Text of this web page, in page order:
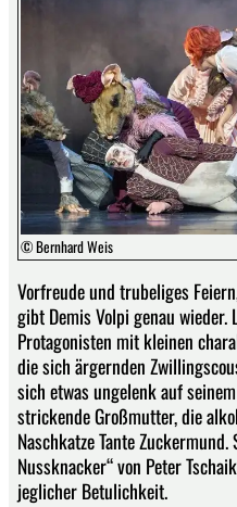
© Bernhard Weis
Vorfreude und trubeliges
gibt Demis Volpi genau
Protagonisten mit kleinen
die sich ärgernden
sich etwas ungelenk auf
strickende Großmutter, die
Naschkatze Tante
Nussknacker“ von Peter
jeglicher Betulichkeit.